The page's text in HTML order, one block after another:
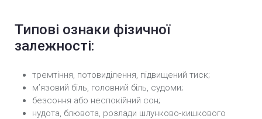
Типові ознаки фізичної
залежності:
тремтіння, потовиділення, підвищений тиск;
м’язовий біль, головний біль, судоми;
безсоння або неспокійний сон;
нудота, блювота, розлади шлунково-кишкового